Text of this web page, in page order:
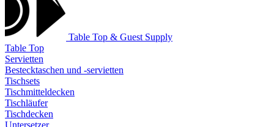
Table Top & Guest Supply
Table Top
Servietten
Bestecktaschen und -servietten
Tischsets
Tischmitteldecken
Tischläufer
Tischdecken